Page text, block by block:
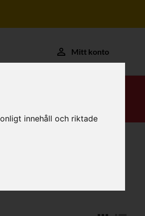
innehåll och riktade
Mitt konto